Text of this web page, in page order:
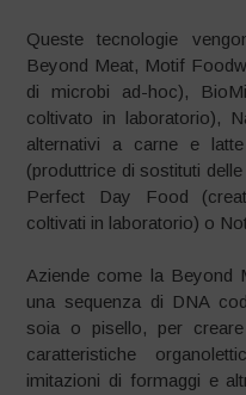
Queste tecnologie
Beyond Meat, Motif
di microbi ad-hoc),
coltivato in laboratorio),
alternativi a carne e
(produttrice di sostituti
Perfect Day Food
coltivati in laboratorio) o
Aziende come la Beyond
una sequenza di DNA
soia o pisello, per
caratteristiche
imitazioni di formaggi e